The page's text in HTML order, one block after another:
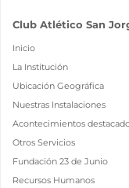
Club Atlético San
Inicio
La Institución
Ubicación Geográfica
Nuestras Instalaciones
Acontecimientos
Otros Servicios
Fundación 23 de Junio
Recursos Humanos